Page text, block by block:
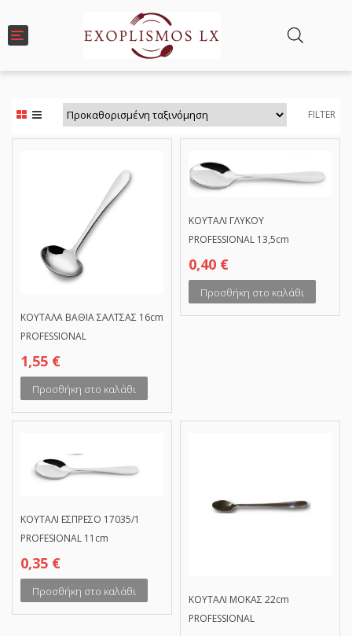
T
o
g
n
FILTER
ΚΟΥΤΑΛΑ ΒΑΘΙΑ ΣΑΛΤΣΑΣ 16cm
PROFESSIONAL
1,55 €
Προσθήκη στο καλάθι
ΚΟΥΤΑΛΙ ΓΛΥΚΟΥ
PROFESSIONAL 13,5cm
0,40 €
Προσθήκη στο καλάθι
ΚΟΥΤΑΛΙ ΕΣΠΡΕΣΟ 17035/1
PROFESIONAL 11cm
0,35 €
Προσθήκη στο καλάθι
ΚΟΥΤΑΛΙ ΜΟΚΑΣ 22cm
PROFESSIONAL